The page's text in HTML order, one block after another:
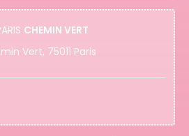
CHEMIN VERT
Vert, 75011 Paris